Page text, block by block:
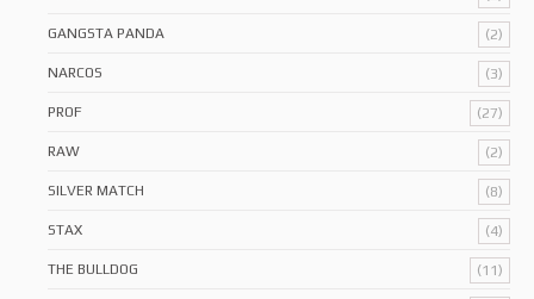
GANGSTA PANDA (2)
NARCOS (3)
PROF (27)
RAW (2)
SILVER MATCH (8)
STAX (4)
THE BULLDOG (11)